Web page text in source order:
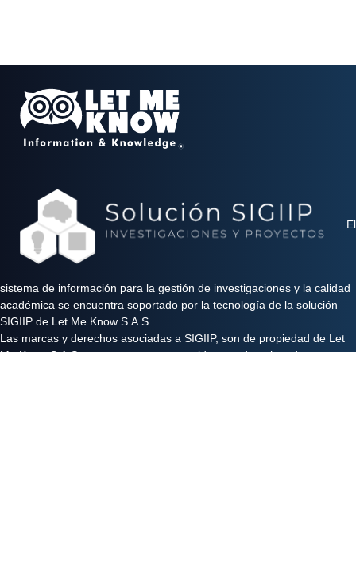
El
sistema de información para la gestión de investigaciones y la calidad
académica se encuentra soportado por la tecnología de la solución
SIGIIP de Let Me Know S.A.S.
Las marcas y derechos asociadas a SIGIIP, son de propiedad de Let
Me Know S.A.S y se encuentran protegidos por derechos de autor e